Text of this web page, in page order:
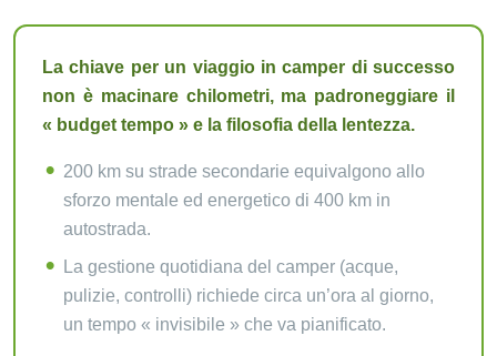
La chiave per un viaggio in camper di successo
non è macinare chilometri, ma padroneggiare il
« budget tempo » e la filosofia della lentezza.
200 km su strade secondarie equivalgono allo
sforzo mentale ed energetico di 400 km in
autostrada.
La gestione quotidiana del camper (acque,
pulizie, controlli) richiede circa un’ora al giorno,
un tempo « invisibile » che va pianificato.